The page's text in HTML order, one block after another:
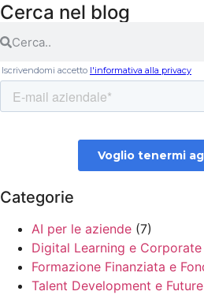
Cerca nel blog
Categorie
AI per le aziende (7)
Digital Learning e Corporate
Formazione Finanziata e
Talent Development e